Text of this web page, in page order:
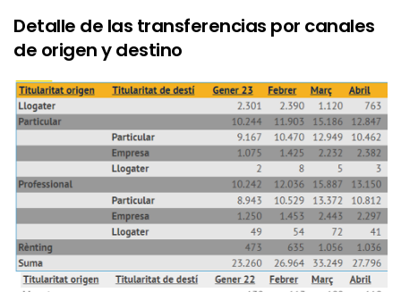
Detalle de las transferencias por canales
de origen y destino